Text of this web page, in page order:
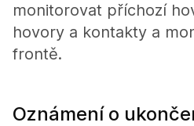
monitorovat příchozí
hovory a kontakty a
frontě.
Oznámení o